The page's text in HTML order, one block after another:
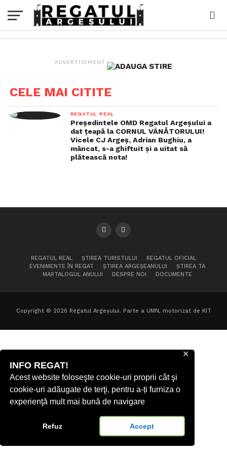
INFO REGAT!
Acest website foloseşte cookie-uri proprii cât şi
cookie-uri adăugate de terţi, pentru a-ți furniza o
experienţă mult mai bună de navigare
Refuz Accept
✕
ADVERTISEMENT
CELE MAI CITITE
REGATUL REAL
Președintele OMD Regatul Argeșului a
dat țeapă la CORNUL VÂNĂTORULUI!
Vicele CJ Argeș, Adrian Bughiu, a
mâncat, s-a ghiftuit și a uitat să
plătească nota!
REGATUL REAL ȘTIREA TURISTULUI
REGATUL OFICIAL
EVENIMENTE ÎN REGAT
ȘTIREA ARGEȘEANULUI
ȘTIREA TA
MARTALOGUL ANULUI
DESPRE NOI DOCUMENTE
Copyright © 2026 Regatul Argeșului. Parte a UMN, motorizat de KIT